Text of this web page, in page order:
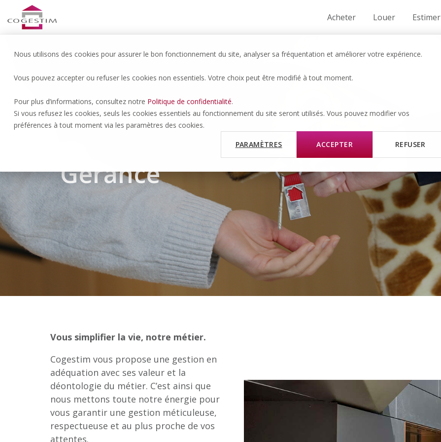
Nous utilisons des cookies pour assurer le bon fonctionnement du site, analyser sa fréquentation et améliorer votre expérience.
Vous pouvez accepter ou refuser les cookies non essentiels. Votre choix peut être modifié à tout moment.
Pour plus d’informations, consultez notre Politique de confidentialité.
Si vous refusez les cookies, seuls les cookies essentiels au fonctionnement du site seront utilisés. Vous pouvez modifier vos
préférences à tout moment via les paramètres des cookies.
PARAMÈTRES ACCEPTER REFUSER
Acheter Louer Estimer
Gérance
Vous simplifier la vie, notre métier.
Cogestim vous propose une gestion en
adéquation avec ses valeur et la
déontologie du métier. C’est ainsi que
nous mettons toute notre énergie pour
vous garantir une gestion méticuleuse,
respectueuse et au plus proche de vos
attentes.